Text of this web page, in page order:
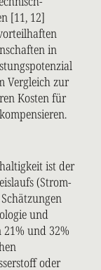
[11, 12]
in
Vergleich zur
Kosten für
ist der
(Strom-
und
und 32%
oder